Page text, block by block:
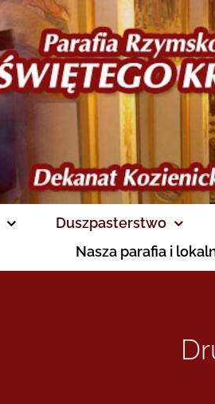
Duszpasterstwo
Nasza parafia i